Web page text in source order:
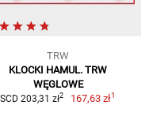
TRW
KLOCKI HAMUL. TRW
WĘGLOWE
SCD 203,31 zł2 167,63 zł1